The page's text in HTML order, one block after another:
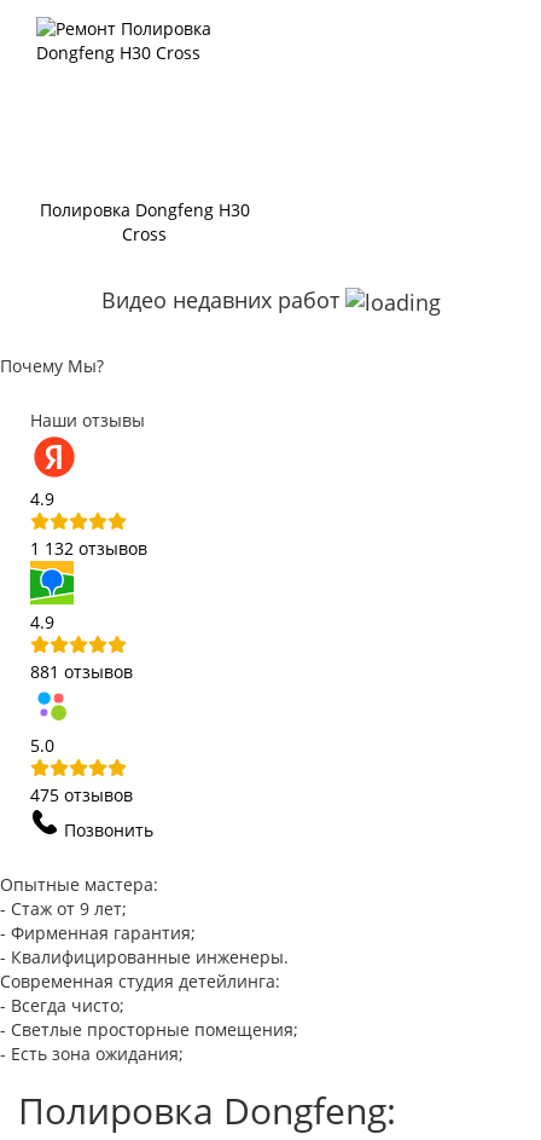
Полировка Dongfeng H30
Cross
Видео недавних работ
Почему Мы?
Наши отзывы
4.9
1 132 отзывов
4.9
881 отзывов
5.0
475 отзывов
Позвонить
Опытные мастера:
- Стаж от 9 лет;
- Фирменная гарантия;
- Квалифицированные инженеры.
Современная студия детейлинга:
- Всегда чисто;
- Светлые просторные помещения;
- Есть зона ожидания;
Полировка Dongfeng: